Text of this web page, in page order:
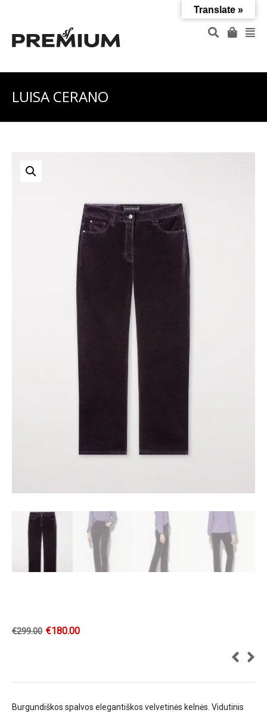
LUISA CERANO
€299.00 €180.00
Burgundiškos spalvos elegantiškos velvetinės kelnės. Vidutinis
Translate »